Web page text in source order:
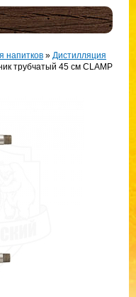
напитков » Дистилляция
трубчатый 45 см CLAMP